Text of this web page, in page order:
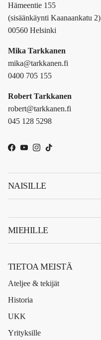
Hämeentie 155
(sisäänkäynti Kaanaankatu 2)
00560 Helsinki
Mika Tarkkanen
mika@tarkkanen.fi
0400 705 155
Robert Tarkkanen
robert@tarkkanen.fi
045 128 5298
Facebook
YouTube
Instagram
TikTok
NAISILLE
MIEHILLE
TIETOA MEISTÄ
Ateljee & tekijät
Historia
UKK
Yrityksille